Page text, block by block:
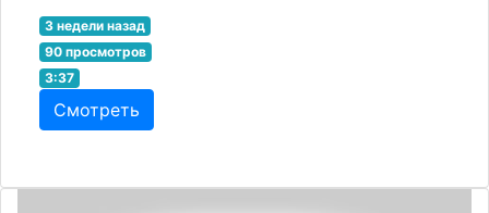
3 недели назад
90 просмотров
3:37
Смотреть